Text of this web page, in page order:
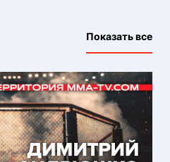
Показать все